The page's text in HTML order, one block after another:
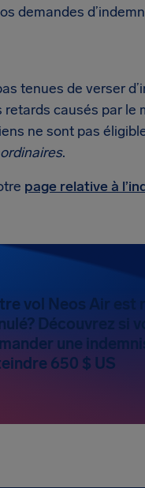
demandes
tenues de verser
causés par le
ne sont pas
.
page relative à
vol Neos Air est
Découvrez si
une
650 $ US